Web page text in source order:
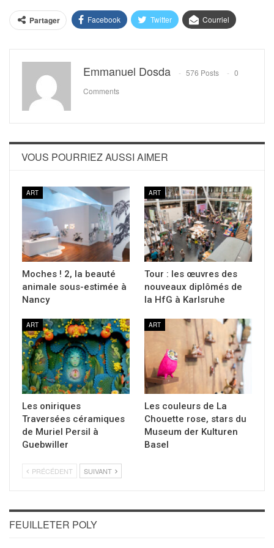
Partager Facebook Twitter Courriel
Emmanuel Dosda 576 Posts
0
Comments
VOUS POURRIEZ AUSSI AIMER
ART
Moches ! 2, la beauté
animale sous-estimée à
Nancy
ART
Tour : les œuvres des
nouveaux diplômés de
la HfG à Karlsruhe
ART
Les oniriques
Traversées céramiques
de Muriel Persil à
Guebwiller
ART
Les couleurs de La
Chouette rose, stars du
Museum der Kulturen
Basel
PRÉCÉDENT SUIVANT
FEUILLETER POLY